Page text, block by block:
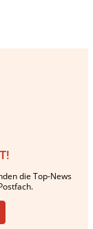
die Top-News